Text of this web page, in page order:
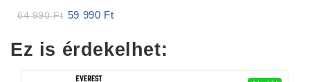
64 990Ft
Original
64
59 990 Ft
59
Ez is érdekelhet: